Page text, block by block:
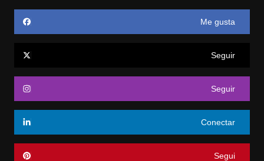
Me gusta
Seguir
Seguir
Conectar
Segui